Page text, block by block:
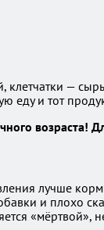
клетчатки —
еду и тот
возраста!
лучше
и плохо